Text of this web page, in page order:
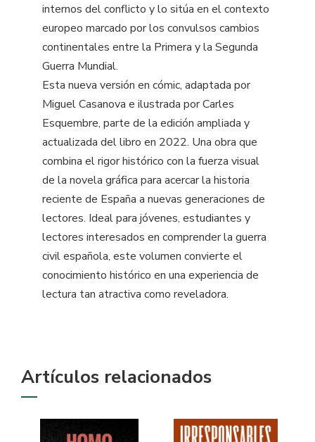
internos del conflicto y lo sitúa en el contexto
europeo marcado por los convulsos cambios
continentales entre la Primera y la Segunda
Guerra Mundial.
Esta nueva versión en cómic, adaptada por
Miguel Casanova e ilustrada por Carles
Esquembre, parte de la edición ampliada y
actualizada del libro en 2022. Una obra que
combina el rigor histórico con la fuerza visual
de la novela gráfica para acercar la historia
reciente de España a nuevas generaciones de
lectores. Ideal para jóvenes, estudiantes y
lectores interesados en comprender la guerra
civil española, este volumen convierte el
conocimiento histórico en una experiencia de
lectura tan atractiva como reveladora.
Artículos relacionados